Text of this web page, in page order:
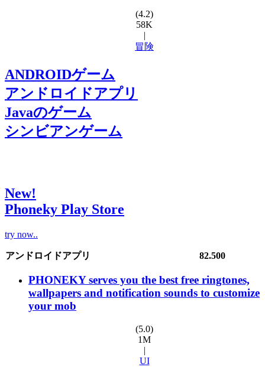
(4.2)
58K
|
冒険
ANDROIDゲーム
アンドロイドアプリ
Javaのゲーム
シンビアンゲーム
New!
Phoneky Play Store
try now..
アンドロイドアプリ 82.500
PHONEKY serves you the best free ringtones,
wallpapers and notification sounds to customize
your mob
(5.0)
1M
|
UI